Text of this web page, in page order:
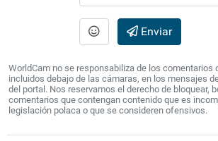
Enviar
WorldCam no se responsabiliza de los comentarios
incluidos debajo de las cámaras, en los mensajes
del portal. Nos reservamos el derecho de bloquear,
comentarios que contengan contenido que es
legislación polaca o que se consideren ofensivos.